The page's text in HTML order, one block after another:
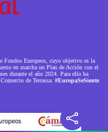
Europeos, cuyo objetivo es la
en marcha un Plan de Acción con el
durante el año 2024. Para ello ha
de Terrassa. #EuropaSeSiente